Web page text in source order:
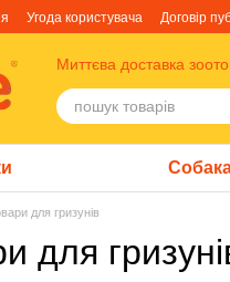
Угода користувача Договір
Миттєва доставка
для гризунів
для